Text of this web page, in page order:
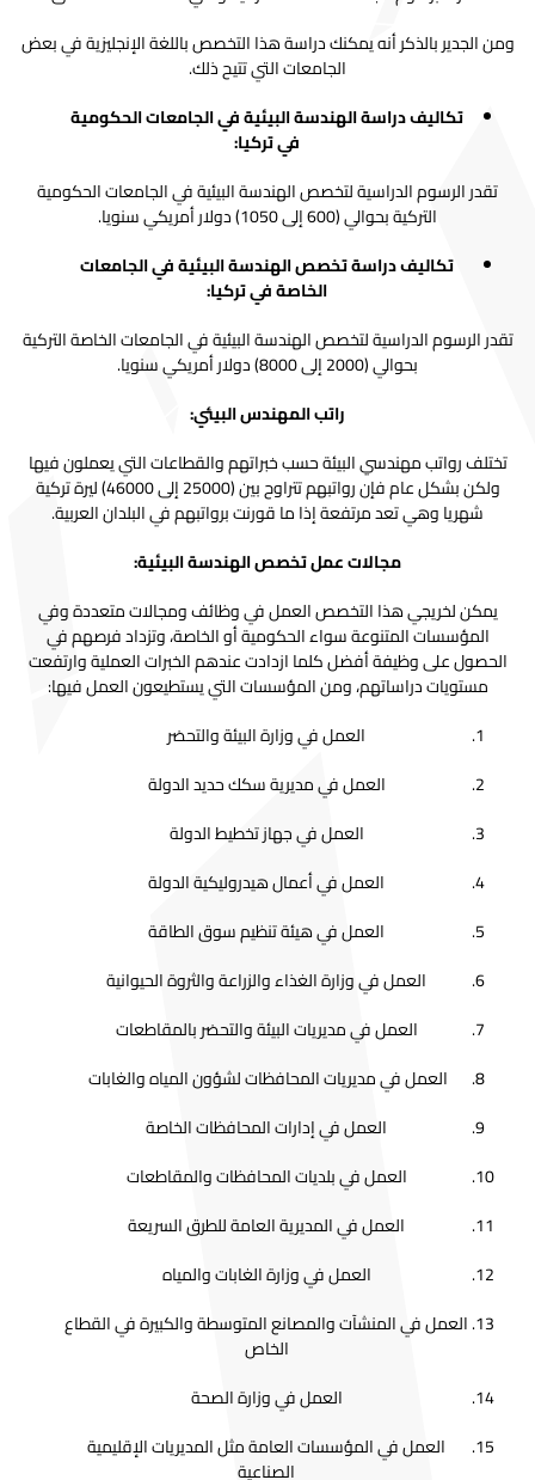
ومن الجدير بالذكر أنه يمكنك دراسة هذا التخصص باللغة الإنجليزية في بعض
الجامعات التي تتيح ذلك.
تكاليف دراسة الهندسة البيئية في الجامعات الحكومية
في تركيا:
تقدر الرسوم الدراسية لتخصص الهندسة البيئية في الجامعات الحكومية
التركية بحوالي (600 إلى 1050) دولار أمريكي سنويا.
تكاليف دراسة تخصص الهندسة البيئية في الجامعات
الخاصة في تركيا:
تقدر الرسوم الدراسية لتخصص الهندسة البيئية في الجامعات الخاصة التركية
بحوالي (2000 إلى 8000) دولار أمريكي سنويا.
راتب المهندس البيئي:
تختلف رواتب مهندسي البيئة حسب خبراتهم والقطاعات التي يعملون فيها
ولكن بشكل عام فإن رواتبهم تتراوح بين (25000 إلى 46000) ليرة تركية
شهريا وهي تعد مرتفعة إذا ما قورنت برواتبهم في البلدان العربية.
مجالات عمل تخصص الهندسة البيئية:
يمكن لخريجي هذا التخصص العمل في وظائف ومجالات متعددة وفي
المؤسسات المتنوعة سواء الحكومية أو الخاصة، وتزداد فرصهم في
الحصول على وظيفة أفضل كلما ازدادت عندهم الخبرات العملية وارتفعت
مستويات دراساتهم، ومن المؤسسات التي يستطيعون العمل فيها:
العمل في وزارة البيئة والتحضر
العمل في مديرية سكك حديد الدولة
العمل في جهاز تخطيط الدولة
العمل في أعمال هيدروليكية الدولة
العمل في هيئة تنظيم سوق الطاقة
العمل في وزارة الغذاء والزراعة والثروة الحيوانية
العمل في مديريات البيئة والتحضر بالمقاطعات
العمل في مديريات المحافظات لشؤون المياه والغابات
العمل في إدارات المحافظات الخاصة
العمل في بلديات المحافظات والمقاطعات
العمل في المديرية العامة للطرق السريعة
العمل في وزارة الغابات والمياه
العمل في المنشآت والمصانع المتوسطة والكبيرة في القطاع
الخاص
العمل في وزارة الصحة
العمل في المؤسسات العامة مثل المديريات الإقليمية
الصناعية